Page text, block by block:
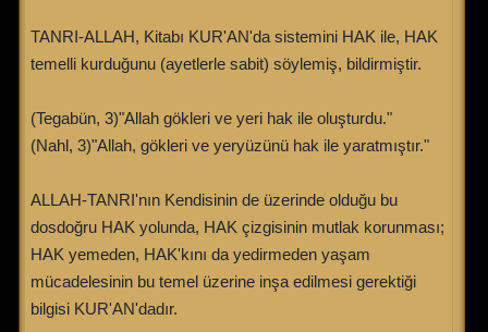
TANRI-ALLAH, Kitabı KUR'AN'da sistemini HAK ile, HAK
temelli kurduğunu (ayetlerle sabit) söylemiş, bildirmiştir.
(Tegabün, 3)"Allah gökleri ve yeri hak ile oluşturdu."
(Nahl, 3)"Allah, gökleri ve yeryüzünü hak ile yaratmıştır."
ALLAH-TANRI'nın Kendisinin de üzerinde olduğu bu
dosdoğru HAK yolunda, HAK çizgisinin mutlak korunması;
HAK yemeden, HAK'kını da yedirmeden yaşam
mücadelesinin bu temel üzerine inşa edilmesi gerektiği
bilgisi KUR'AN'dadır.